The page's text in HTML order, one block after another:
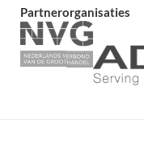
Partnerorganisaties